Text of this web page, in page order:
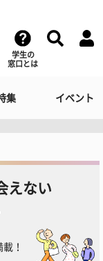
学生の
窓口とは
集 イベント
えない
！